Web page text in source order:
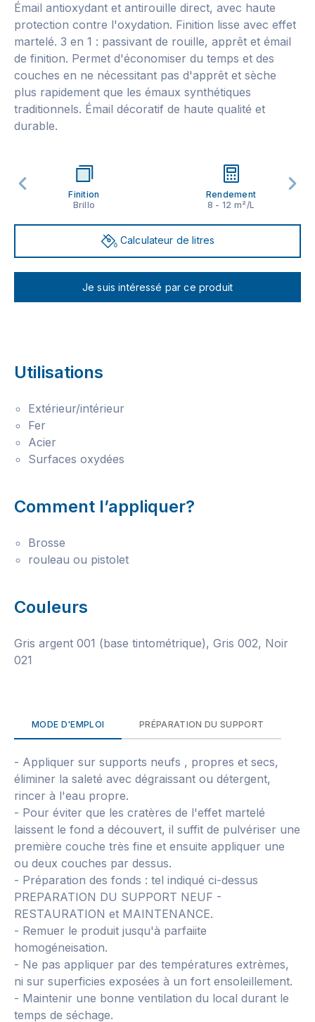
Émail antioxydant et antirouille direct, avec haute
protection contre l'oxydation. Finition lisse avec effet
martelé. 3 en 1 : passivant de rouille, apprêt et émail
de finition. Permet d'économiser du temps et des
couches en ne nécessitant pas d'apprêt et sèche
plus rapidement que les émaux synthétiques
traditionnels. Émail décoratif de haute qualité et
durable.
Finition
Brillo
Rendement
8 - 12 m²/L
Calculateur de litres
Je suis intéressé par ce produit
Utilisations
Extérieur/intérieur
Fer
Acier
Surfaces oxydées
Comment l’appliquer?
Brosse
rouleau ou pistolet
Couleurs
Gris argent 001 (base tintométrique), Gris 002, Noir
021
MODE D'EMPLOI PRÉPARATION DU SUPPORT
- Appliquer sur supports neufs , propres et secs,
éliminer la saleté avec dégraissant ou détergent,
rincer à l'eau propre.
- Pour éviter que les cratères de l'effet martelé
laissent le fond a découvert, il suffit de pulvériser une
première couche très fine et ensuite appliquer une
ou deux couches par dessus.
- Préparation des fonds : tel indiqué ci-dessus
PREPARATION DU SUPPORT NEUF -
RESTAURATION et MAINTENANCE.
- Remuer le produit jusqu'à parfaiite
homogéneisation.
- Ne pas appliquer par des températures extrèmes,
ni sur superficies exposées à un fort ensoleillement.
- Maintenir une bonne ventilation du local durant le
temps de séchage.